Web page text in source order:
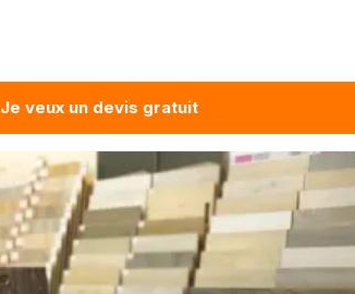
Je veux un devis gratuit